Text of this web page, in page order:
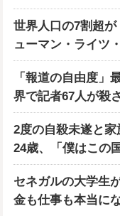
世界人口の7割超
ューマン・ライツ
「報道の自由度」
界で記者67人が殺
2度の自殺未遂と
24歳、「僕はこの
セネガルの大学生
金も仕事も本当にな